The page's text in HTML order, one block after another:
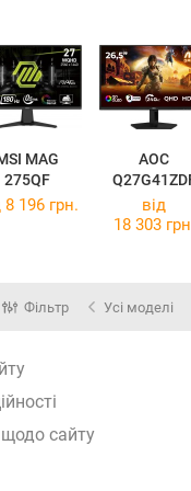
MAG
275QF
AOC
8 196 грн.
від
18 303
Фільтр Усі моделі
сайту